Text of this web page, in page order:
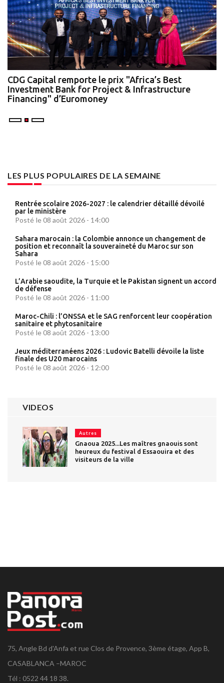
CDG Capital remporte le prix "Africa’s Best
Investment Bank for Project & Infrastructure
Financing" d’Euromoney
LES PLUS POPULAIRES DE LA SEMAINE
Rentrée scolaire 2026-2027 : le calendrier détaillé dévoilé
par le ministère
Posté le 08 août 2026 - 14:00
Sahara marocain : la Colombie annonce un changement de
position et reconnaît la souveraineté du Maroc sur son
Sahara
Posté le 08 août 2026 - 15:00
L’Arabie saoudite, la Turquie et le Pakistan signent un accord
de défense
Posté le 08 août 2026 - 11:00
Maroc-Chili : l’ONSSA et le SAG renforcent leur coopération
sanitaire et phytosanitaire
Posté le 08 août 2026 - 13:00
Jeux méditerranéens 2026 : Ludovic Batelli dévoile la liste
finale des U20 marocains
Posté le 08 août 2026 - 12:00
VIDEOS
Autres
Gnaoua 2025...Les maîtres gnaouis sont
heureux du festival d Essaouira et des
visiteurs de la ville
75, Angle Bd d'Anfa et rue Clos de Provence, 3ème étage, App B,
CASABLANCA –MAROC
Tél : 0522 44 18 38.